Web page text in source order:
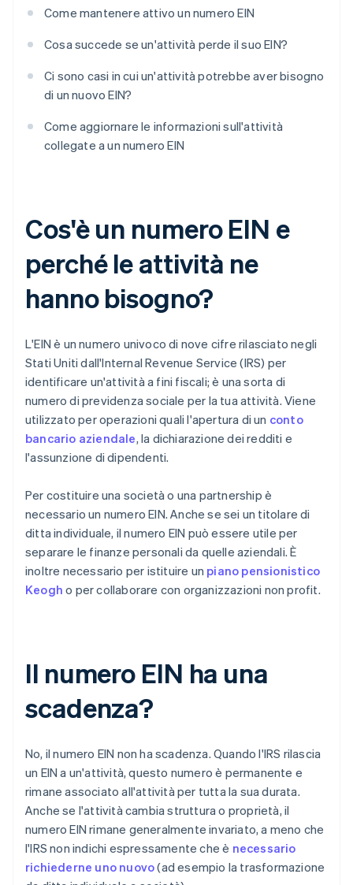
Come mantenere attivo un numero EIN
Cosa succede se un'attività perde il suo EIN?
Ci sono casi in cui un'attività potrebbe aver bisogno
di un nuovo EIN?
Come aggiornare le informazioni sull'attività
collegate a un numero EIN
Cos'è un numero EIN e
perché le attività ne
hanno bisogno?
L'EIN è un numero univoco di nove cifre rilasciato negli
Stati Uniti dall'Internal Revenue Service (IRS) per
identificare un'attività a fini fiscali; è una sorta di
numero di previdenza sociale per la tua attività. Viene
utilizzato per operazioni quali l'apertura di un conto
bancario aziendale, la dichiarazione dei redditi e
l'assunzione di dipendenti.
Per costituire una società o una partnership è
necessario un numero EIN. Anche se sei un titolare di
ditta individuale, il numero EIN può essere utile per
separare le finanze personali da quelle aziendali. È
inoltre necessario per istituire un piano pensionistico
Keogh o per collaborare con organizzazioni non profit.
Il numero EIN ha una
scadenza?
No, il numero EIN non ha scadenza. Quando l'IRS rilascia
un EIN a un'attività, questo numero è permanente e
rimane associato all'attività per tutta la sua durata.
Anche se l'attività cambia struttura o proprietà, il
numero EIN rimane generalmente invariato, a meno che
l'IRS non indichi espressamente che è necessario
richiederne uno nuovo(ad esempio la trasformazione